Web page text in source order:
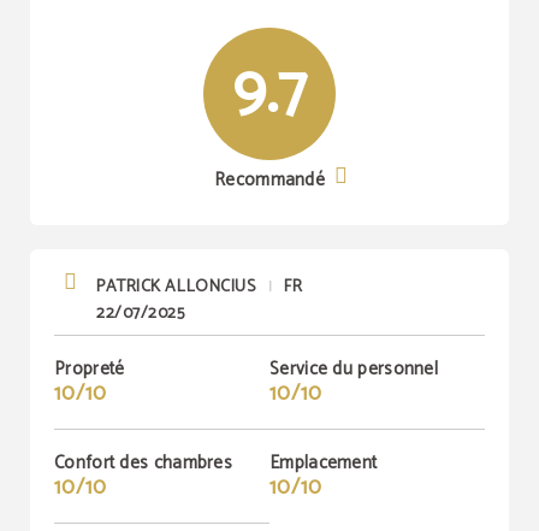
9.7
Recommandé
PATRICK ALLONCIUS |
FR
22/07/2025
Propreté
10/10
Service du personnel
10/10
Confort des chambres
10/10
Emplacement
10/10